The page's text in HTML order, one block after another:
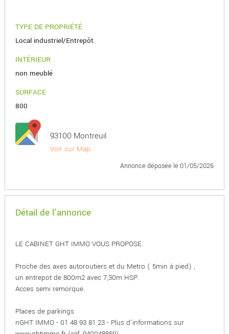
TYPE DE PROPRIÉTÉ
Local industriel/Entrepôt
INTÉRIEUR
non meublé
SURFACE
800
93100 Montreuil
Voir sur Map
Annonce déposée le 01/05/2026
Détail de l'annonce
LE CABINET GHT IMMO VOUS PROPOSE:
Proche des axes autoroutiers et du Metro ( 5min à pied) ,
un entrepot de 800m2 avec 7,30m HSP.
Acces semi remorque.
Places de parkings
nGHT IMMO - 01 48 93 81 23 - Plus d'informations sur